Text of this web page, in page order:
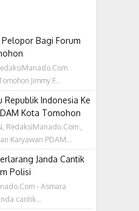
Bagi Forum
Jimmy F...
Republik Indonesia Ke
Kota Tomohon
RedaksiManado.Com ,
Karyawan PDAM...
Janda Cantik
Polisi
- Asmara
cantik...